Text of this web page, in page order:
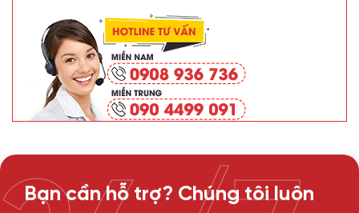
Bạn cần hỗ trợ? Chúng tôi luôn